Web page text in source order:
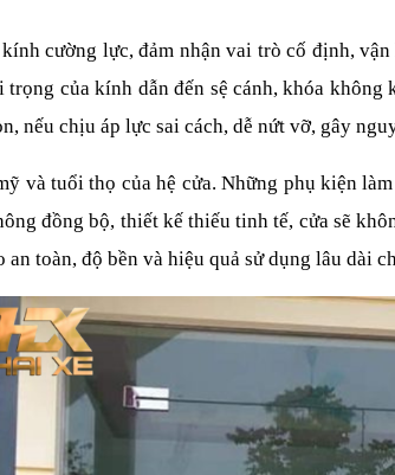
cường lực, đảm nhận vai trò cố định,
của kính dẫn đến sệ cánh, khóa
nếu chịu áp lực sai cách, dễ nứt vỡ, gây
và tuổi thọ của hệ cửa. Những phụ kiện
đồng bộ, thiết kế thiếu tinh tế, cửa sẽ
toàn, độ bền và hiệu quả sử dụng lâu dài